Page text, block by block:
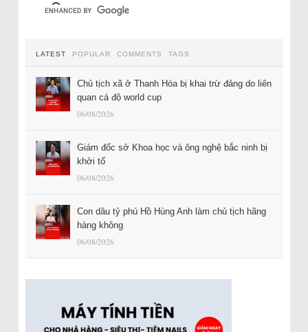
LATEST POPULAR COMMENTS TAGS
Chủ tịch xã ở Thanh Hóa bị khai trừ đảng do liên
quan cá độ world cup
06/08/2026
Giám đốc sở Khoa học và ông nghệ bắc ninh bị
khởi tố
06/08/2026
Con dâu tỷ phú Hồ Hùng Anh làm chủ tịch hãng
hàng không
06/08/2026